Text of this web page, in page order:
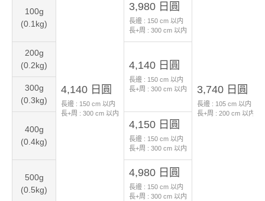
100g
(0.1kg)
4,140 日圓
長邊 : 150 cm 以内
長+周 : 300 cm 以内
3,980 日圓
長邊 : 150 cm 以内
長+周 : 300 cm 以内
3,740 日圓
長邊 : 105 cm 以内
長+周 : 200 cm 以内
200g
(0.2kg)
4,140 日圓
長邊 : 150 cm 以内
長+周 : 300 cm 以内
300g
(0.3kg)
400g
(0.4kg)
4,150 日圓
長邊 : 150 cm 以内
長+周 : 300 cm 以内
500g
(0.5kg)
4,980 日圓
長邊 : 150 cm 以内
長+周 : 300 cm 以内